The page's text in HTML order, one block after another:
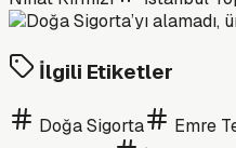
İlgili Etiketler
Doğa Sigorta Emre